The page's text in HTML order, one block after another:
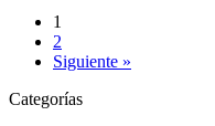
1
2
Siguiente »
Categorías